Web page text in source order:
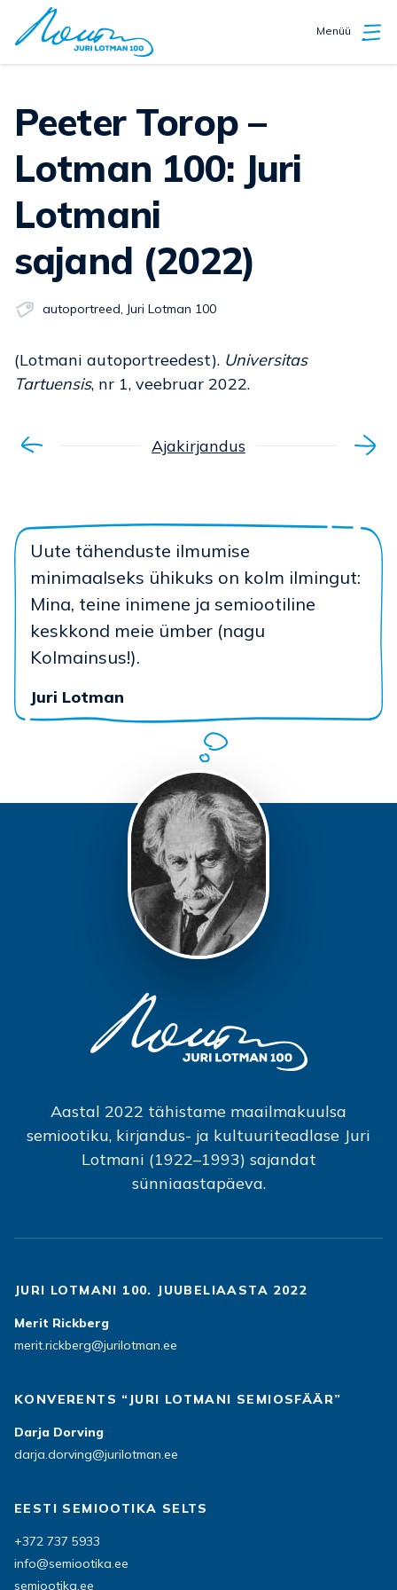
Menüü
Peeter Torop –
Lotman 100: Juri
Lotmani
sajand (2022)
autoportreed, Juri Lotman 100
(Lotmani autoportreedest). Universitas
Tartuensis, nr 1, veebruar 2022.
Ajakirjandus
Uute tähenduste ilmumise
minimaalseks ühikuks on kolm ilmingut:
Mina, teine inimene ja semiootiline
keskkond meie ümber (nagu
Kolmainsus!).
Juri Lotman
Aastal 2022 tähistame maailmakuulsa
semiootiku, kirjandus- ja kultuuriteadlase Juri
Lotmani (1922–1993) sajandat
sünniaastapäeva.
JURI LOTMANI 100. JUUBELIAASTA 2022
Merit Rickberg
merit.rickberg@jurilotman.ee
KONVERENTS “JURI LOTMANI SEMIOSFÄÄR”
Darja Dorving
darja.dorving@jurilotman.ee
EESTI SEMIOOTIKA SELTS
+372 737 5933
info@semiootika.ee
semiootika.ee